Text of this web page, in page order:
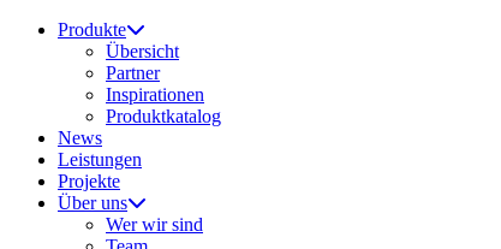
Produkte
Übersicht
Partner
Inspirationen
Produktkatalog
News
Leistungen
Projekte
Über uns
Wer wir sind